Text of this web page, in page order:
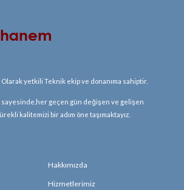
Olarak yetkili Teknik ekip ve donanıma sahiptir.
sayesinde,her geçen gün değişen ve gelişen
kalitemizi bir adım öne taşımaktayız.
Hakkımızda
Hizmetlerimiz